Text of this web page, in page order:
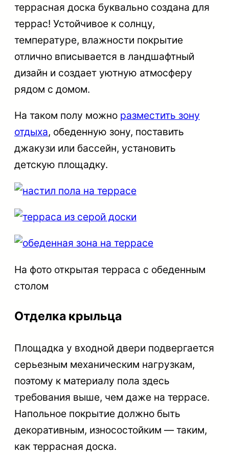
террасная доска буквально создана для
террас! Устойчивое к солнцу,
температуре, влажности покрытие
отлично вписывается в ландшафтный
дизайн и создает уютную атмосферу
рядом с домом.
На таком полу можно разместить зону
отдыха, обеденную зону, поставить
джакузи или бассейн, установить
детскую площадку.
На фото открытая терраса с обеденным
столом
Отделка крыльца
Площадка у входной двери подвергается
серьезным механическим нагрузкам,
поэтому к материалу пола здесь
требования выше, чем даже на террасе.
Напольное покрытие должно быть
декоративным, износостойким — таким,
как террасная доска.